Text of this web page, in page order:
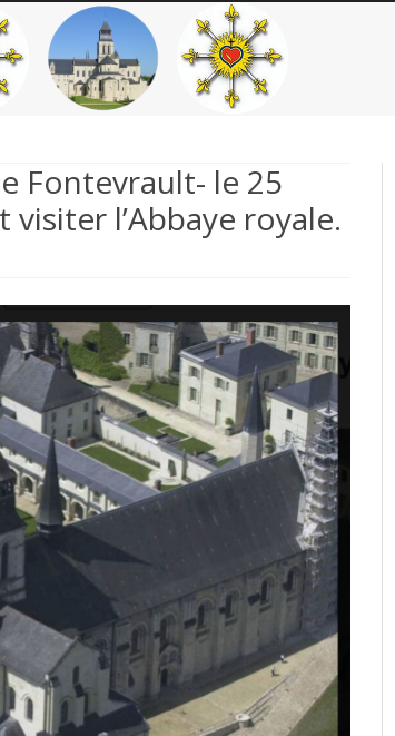
Fontevrault- le 25
l’Abbaye royale.